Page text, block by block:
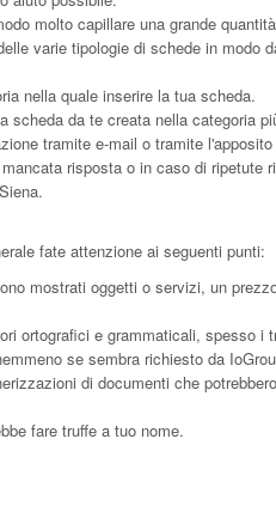
molto capillare una grande
varie tipologie di schede in
nella quale inserire la tua scheda.
scheda da te creata nella categoria
tramite e-mail o tramite
risposta o in caso di
fate attenzione ai seguenti punti:
mostrati oggetti o servizi, un
ortografici e grammaticali, spesso
se sembra richiesto da
di documenti che
fare truffe a tuo nome.